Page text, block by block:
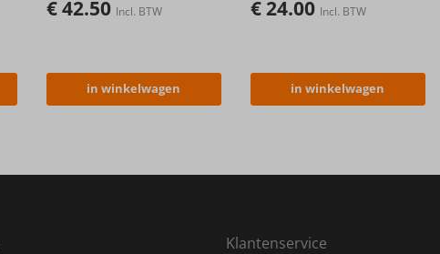
€42.50 Incl. BTW
in winkelwagen
€24.00 Incl. BTW
in winkelwagen
Klantenservice